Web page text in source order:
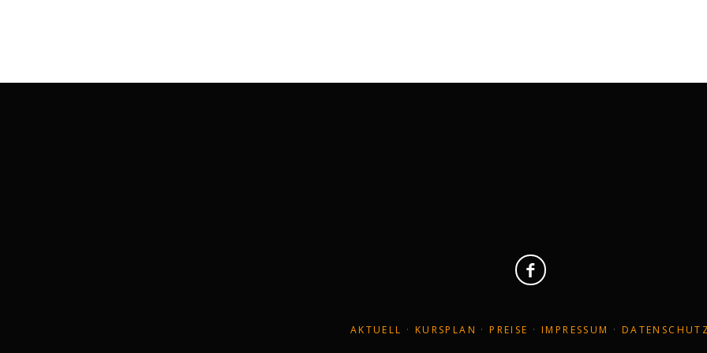
AKTUELL · KURSPLAN · PREISE · IMPRESSUM ·